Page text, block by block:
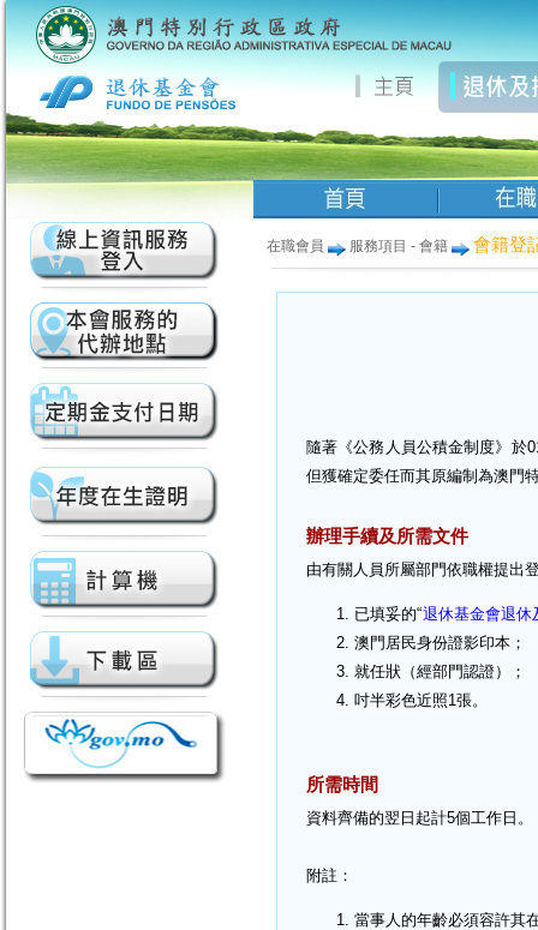
在職會員 服務項目 - 會籍 會籍登
隨著《公務人員公積金制度》於
但獲確定委任而其原編制為澳門
辦理手續及所需文件
由有關人員所屬部門依職權提出
已填妥的“退休基金會退休
澳門居民身份證影印本；
就任狀（經部門認證）；
吋半彩色近照1張。
所需時間
資料齊備的翌日起計5個工作日
附註：
當事人的年齡必須容許其